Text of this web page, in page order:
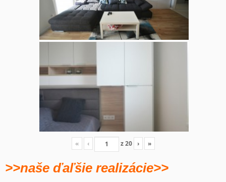
« ‹ z20 › »
>>naše ďaľšie realizácie>>